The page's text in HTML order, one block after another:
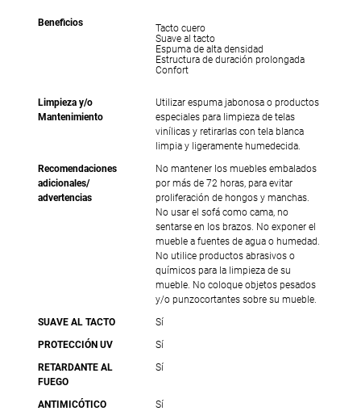
Beneficios
Tacto cuero
Suave al tacto
Espuma de alta densidad
Estructura de duración prolongada
Confort
Limpieza y/o
Mantenimiento
Utilizar espuma jabonosa o productos
especiales para limpieza de telas
vinílicas y retirarlas con tela blanca
limpia y ligeramente humedecida.
Recomendaciones
adicionales/
advertencias
No mantener los muebles embalados
por más de 72 horas, para evitar
proliferación de hongos y manchas.
No usar el sofá como cama, no
sentarse en los brazos. No exponer el
mueble a fuentes de agua o humedad.
No utilice productos abrasivos o
químicos para la limpieza de su
mueble. No coloque objetos pesados
y/o punzocortantes sobre su mueble.
SUAVE AL TACTO
Sí
PROTECCIÓN UV
Sí
RETARDANTE AL
FUEGO
Sí
ANTIMICÓTICO Sí